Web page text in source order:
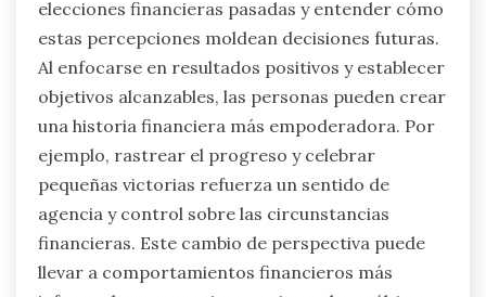
Adopte una mentalidad de crecimiento,
entendiendo que aprender de los errores
pasados es esencial para la mejora. Implementar
estas prácticas puede mejorar
significativamente el bienestar financiero.
¿Cómo pueden las personas
replantear sus narrativas financieras?
Las personas pueden replantear sus narrativas